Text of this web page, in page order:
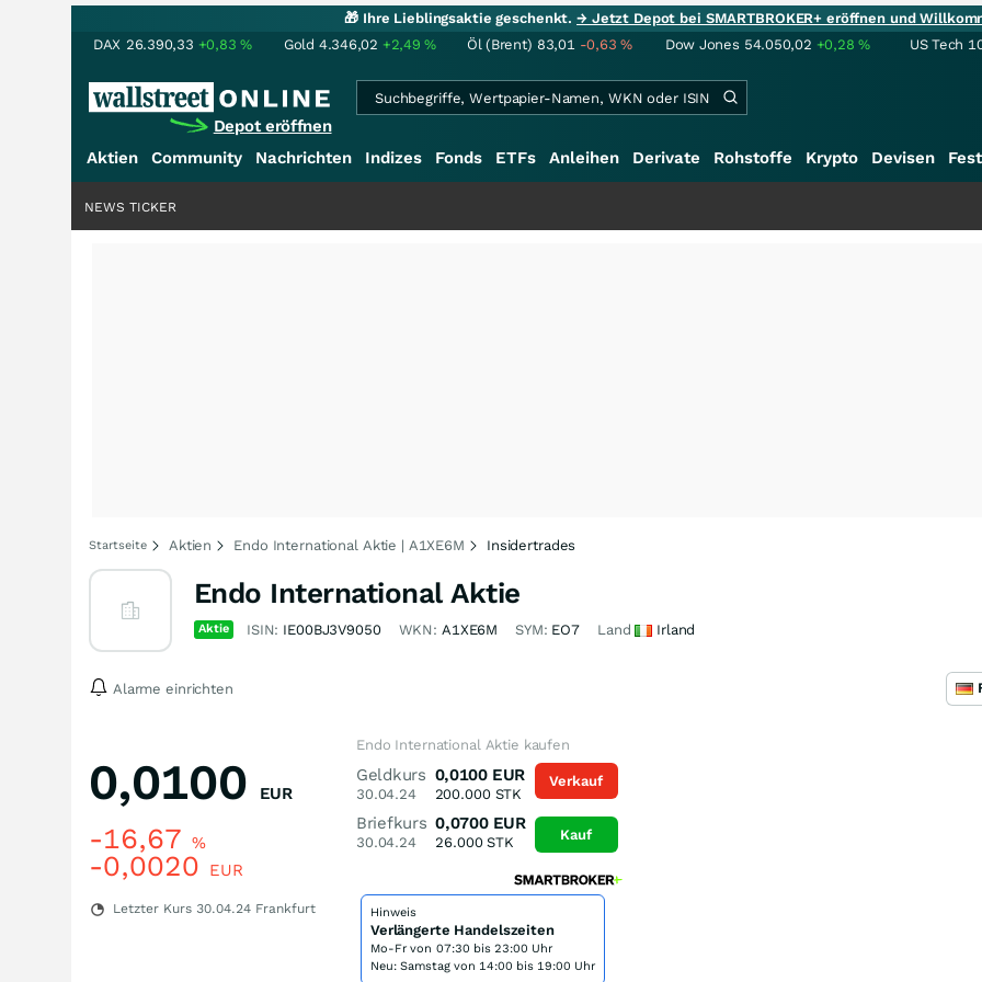
🎁 Ihre Lieblingsaktie geschenkt.→ Jetzt Depot bei SMARTBROKER+ eröffnen und
DAX 26.390,33 +0,83% Gold 4.346,02 +2,49% Öl (Brent) 83,01 -0,63% Dow Jones 54.050,02 +0,28% US Tech
Depot eröffnen
Aktien Community Nachrichten Indizes Fonds ETFs Anleihen Derivate Rohstoffe Krypto Devisen
NEWS TICKER
Startseite Aktien Endo International Aktie | A1XE6M Insidertrades
Endo International Aktie
Aktie ISIN: IE00BJ3V9050 WKN: A1XE6M SYM: EO7 Land Irland
Alarme einrichten
0,0100 EUR
-16,67 %
-0,0020 EUR
Letzter Kurs 30.04.24 Frankfurt
Endo International Aktie kaufen
Geldkurs
30.04.24
0,0100 EUR
200.000STK
Briefkurs
30.04.24
0,0700 EUR
26.000STK
Verkauf
Kauf
Hinweis
Verlängerte Handelszeiten
Mo-Fr von 07:30 bis 23:00 Uhr
Neu: Samstag von 14:00 bis 19:00 Uhr